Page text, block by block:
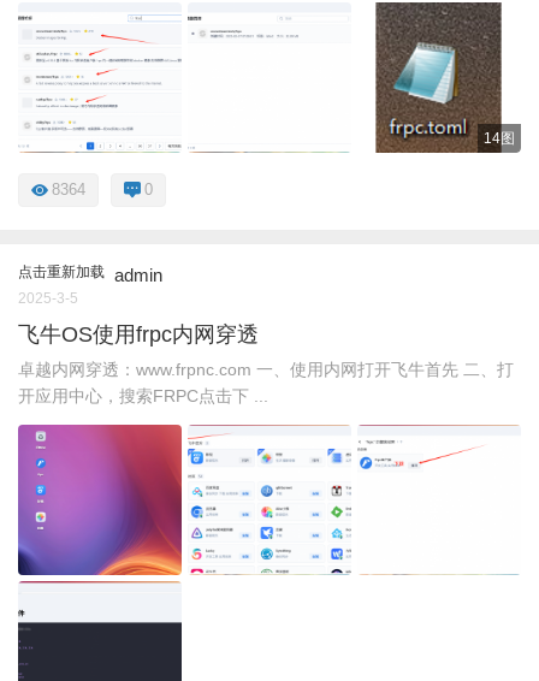
14图
8364 0
点击重新加载 admin
2025-3-5
飞牛OS使用frpc内网穿透
卓越内网穿透：www.frpnc.com 一、使用内网打开飞牛首先 二、打
开应用中心，搜索FRPC点击下 ...